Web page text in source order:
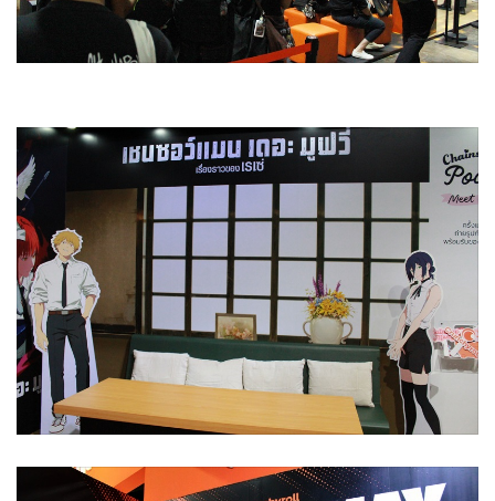
มาเยือนของ "คุณโทยะ คิคุโนสุเกะ" นักพากย์ดาวรุ่งชาวญี่ปุ่นผู้
ให้เสียง "เดนจิ" ที่มาร่วม meet-and-greet กับแฟน ๆ ชาวไทย